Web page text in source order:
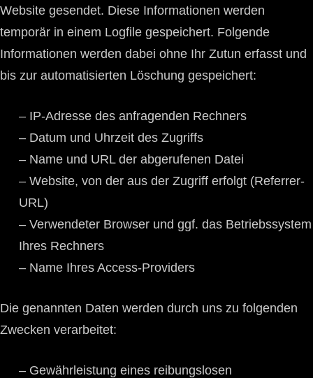
Website gesendet. Diese Informationen werden
temporär in einem Logfile gespeichert. Folgende
Informationen werden dabei ohne Ihr Zutun erfasst und
bis zur automatisierten Löschung gespeichert:
– IP-Adresse des anfragenden Rechners
– Datum und Uhrzeit des Zugriffs
– Name und URL der abgerufenen Datei
– Website, von der aus der Zugriff erfolgt (Referrer-
URL)
– Verwendeter Browser und ggf. das Betriebssystem
Ihres Rechners
– Name Ihres Access-Providers
Die genannten Daten werden durch uns zu folgenden
Zwecken verarbeitet:
– Gewährleistung eines reibungslosen